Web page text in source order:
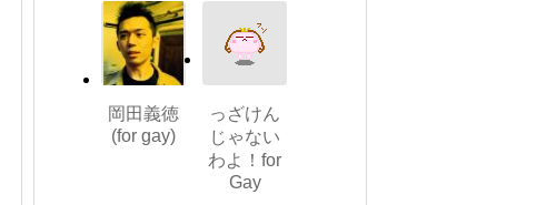
岡田義徳
(for gay)
っざけん
じゃない
わよ！for
Gay